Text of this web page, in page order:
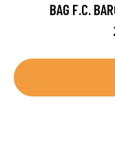
BAG F.C.